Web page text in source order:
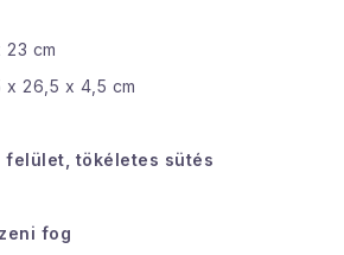
23 cm
x 26,5 x 4,5 cm
felület, tökéletes sütés
fog